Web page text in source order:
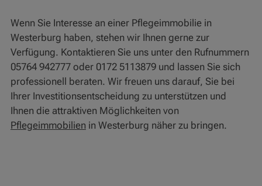
Wenn Sie Interesse an einer Pflegeimmobilie in
Westerburg haben, stehen wir Ihnen gerne zur
Verfügung. Kontaktieren Sie uns unter den Rufnummern
05764 942777 oder 0172 5113879 und lassen Sie sich
professionell beraten. Wir freuen uns darauf, Sie bei
Ihrer Investitionsentscheidung zu unterstützen und
Ihnen die attraktiven Möglichkeiten von
Pflegeimmobilien in Westerburg näher zu bringen.